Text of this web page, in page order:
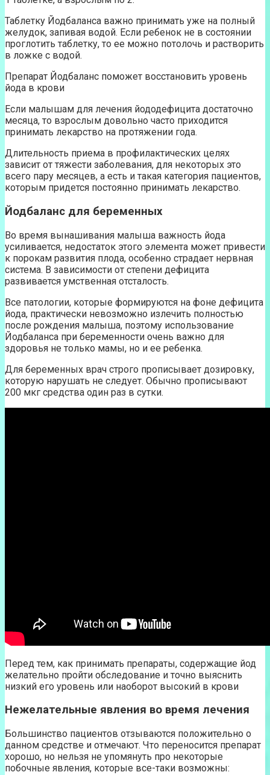
Таблетку Йодбаланса важно принимать уже на полный
желудок, запивая водой. Если ребенок не в состоянии
проглотить таблетку, то ее можно потолочь и растворить
в ложке с водой.
Препарат Йодбаланс поможет восстановить уровень
йода в крови
Если малышам для лечения йододефицита достаточно
месяца, то взрослым довольно часто приходится
принимать лекарство на протяжении года.
Длительность приема в профилактических целях
зависит от тяжести заболевания, для некоторых это
всего пару месяцев, а есть и такая категория пациентов,
которым придется постоянно принимать лекарство.
Йодбаланс для беременных
Во время вынашивания малыша важность йода
усиливается, недостаток этого элемента может привести
к порокам развития плода, особенно страдает нервная
система. В зависимости от степени дефицита
развивается умственная отсталость.
Все патологии, которые формируются на фоне дефицита
йода, практически невозможно излечить полностью
после рождения малыша, поэтому использование
Йодбаланса при беременности очень важно для
здоровья не только мамы, но и ее ребенка.
Для беременных врач строго прописывает дозировку,
которую нарушать не следует. Обычно прописывают
200 мкг средства один раз в сутки.
Перед тем, как принимать препараты, содержащие йод
желательно пройти обследование и точно выяснить
низкий его уровень или наоборот высокий в крови
Нежелательные явления во время лечения
Большинство пациентов отзываются положительно о
данном средстве и отмечают. Что переносится препарат
хорошо, но нельзя не упомянуть про некоторые
побочные явления, которые все-таки возможны: